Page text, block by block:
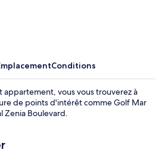
Conditions
appartement, vous vous trouverez à
de points d'intérêt comme Golf Mar
Zenia Boulevard.